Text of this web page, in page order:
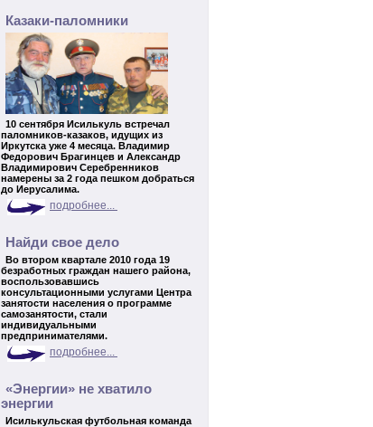
Казаки-паломники
10 сентября Исилькуль встречал
паломников-казаков, идущих из
Иркутска уже 4 месяца. Владимир
Федорович Брагинцев и Александр
Владимирович Серебренников
намерены за 2 года пешком добраться
до Иерусалима.
подробнее...
Найди свое дело
Во втором квартале 2010 года 19
безработных граждан нашего района,
воспользовавшись
консультационными услугами Центра
занятости населения о программе
самозанятости, стали
индивидуальными
предпринимателями.
подробнее...
«Энергии» не хватило
энергии
Исилькульская футбольная команда